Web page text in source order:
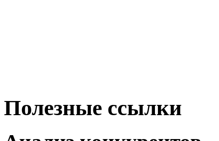
Полезные ссылки